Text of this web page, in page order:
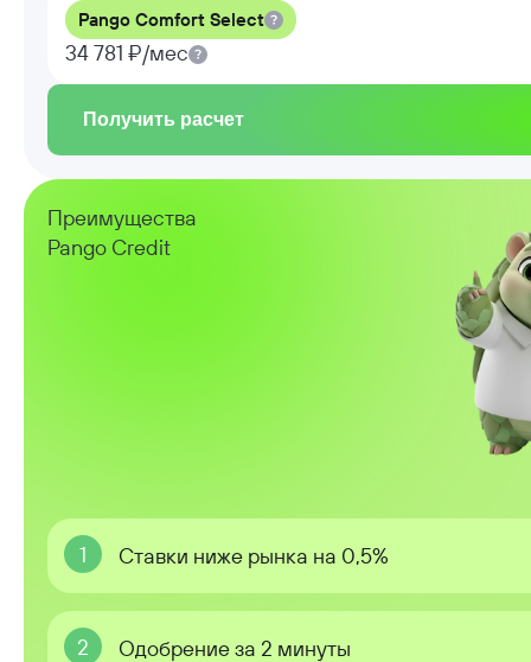
Pango Comfort Select
34 781 ₽/мес
Получить расчет
Преимущества
Pango Credit
1 Ставки ниже рынка на 0,5%
2 Одобрение за 2 минуты